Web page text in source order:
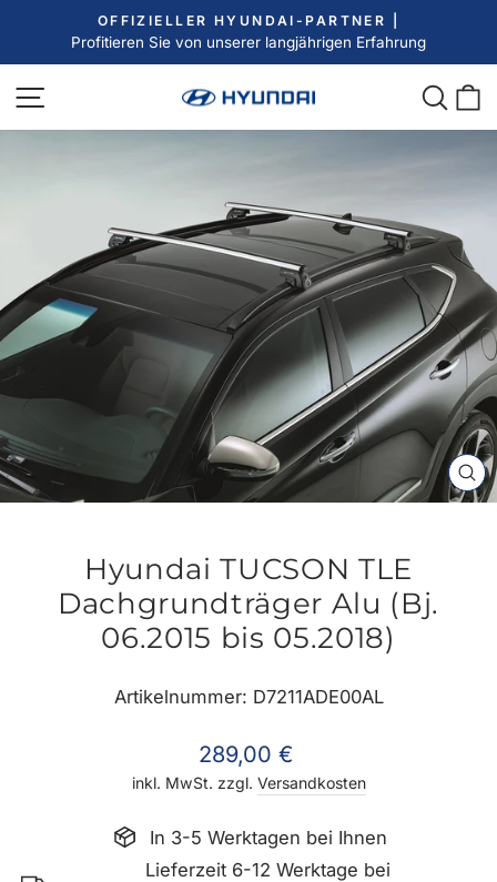
Inhalt
Pause
OFFIZIELLER HYUNDAI-PARTNER |
Profitieren Sie von unserer langjährigen Erfahrung
Seitennavigation
Hyundai TUCSON TLE
Dachgrundträger Alu (Bj.
06.2015 bis 05.2018)
Artikelnummer: D7211ADE00AL
Normaler
Preis
289,00 €
inkl. MwSt. zzgl. Versandkosten
In 3-5 Werktagen bei Ihnen
Lieferzeit 6-12 Werktage bei